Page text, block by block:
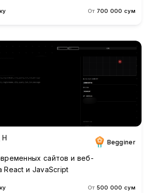
От 700 000 сум
Н
Begginer
сайтов и веб-
React и JavaScript
От 500 000 сум